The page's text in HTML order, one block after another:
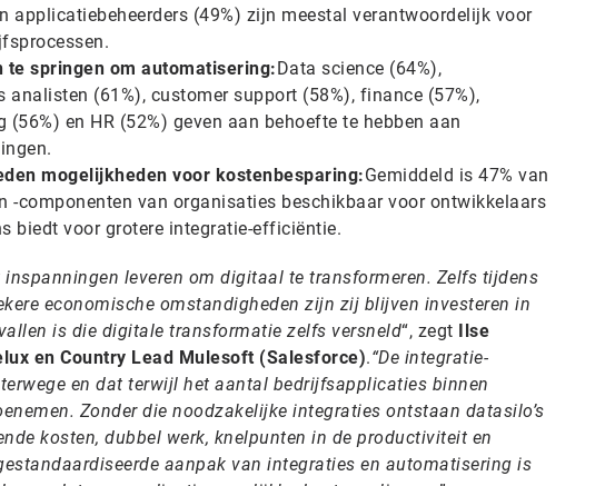
applicatiebeheerders (49%) zijn meestal verantwoordelijk voor
springen om automatisering:Data science (64%),
analisten (61%), customer support (58%), finance (57%),
(56%) en HR (52%) geven aan behoefte te hebben aan
mogelijkheden voor kostenbesparing:Gemiddeld is 47% van
-componenten van organisaties beschikbaar voor ontwikkelaars
biedt voor grotere integratie-efficiëntie.
leveren om digitaal te transformeren. Zelfs tijdens
economische omstandigheden zijn zij blijven investeren in
is die digitale transformatie zelfs versneld“, zegt Ilse
en Country Lead Mulesoft (Salesforce).“De integratie-
en dat terwijl het aantal bedrijfsapplicaties binnen
Zonder die noodzakelijke integraties ontstaan datasilo’s
kosten, dubbel werk, knelpunten in de productiviteit en
aanpak van integraties en automatisering is